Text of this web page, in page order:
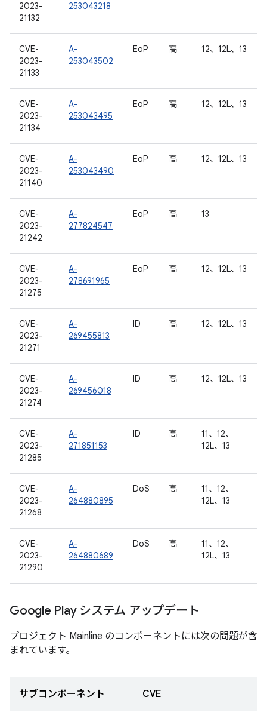
2023-
21132
253043218
CVE-
2023-
21133
A-
253043502
EoP 高 12、12L、13
CVE-
2023-
21134
A-
253043495
EoP 高 12、12L、13
CVE-
2023-
21140
A-
253043490
EoP 高 12、12L、13
CVE-
2023-
21242
A-
277824547
EoP 高 13
CVE-
2023-
21275
A-
278691965
EoP 高 12、12L、13
CVE-
2023-
21271
A-
269455813
ID 高 12、12L、13
CVE-
2023-
21274
A-
269456018
ID 高 12、12L、13
CVE-
2023-
21285
A-
271851153
ID 高
11、12、
12L、13
CVE-
2023-
21268
A-
264880895
DoS 高
11、12、
12L、13
CVE-
2023-
21290
A-
264880689
DoS 高
11、12、
12L、13
Google Play システム アップデート
プロジェクト Mainline のコンポーネントには次の問題が含
まれています。
サブコンポーネント CVE